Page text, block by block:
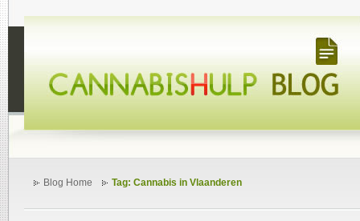
Blog Home Tag: Cannabis in Vlaanderen